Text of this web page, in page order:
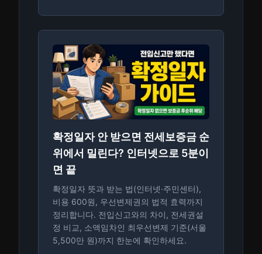
확정일자 안 받으면 전세보증금 순
위에서 밀린다? 인터넷으로 5분이
면 끝
확정일자 뜻과 받는 법(인터넷·주민센터),
비용 600원, 우선변제권의 법적 효력까지
정리합니다. 전입신고와의 차이, 전세권설
정 비교, 소액임차인 최우선변제 기준(서울
5,500만 원)까지 한눈에 확인하세요.